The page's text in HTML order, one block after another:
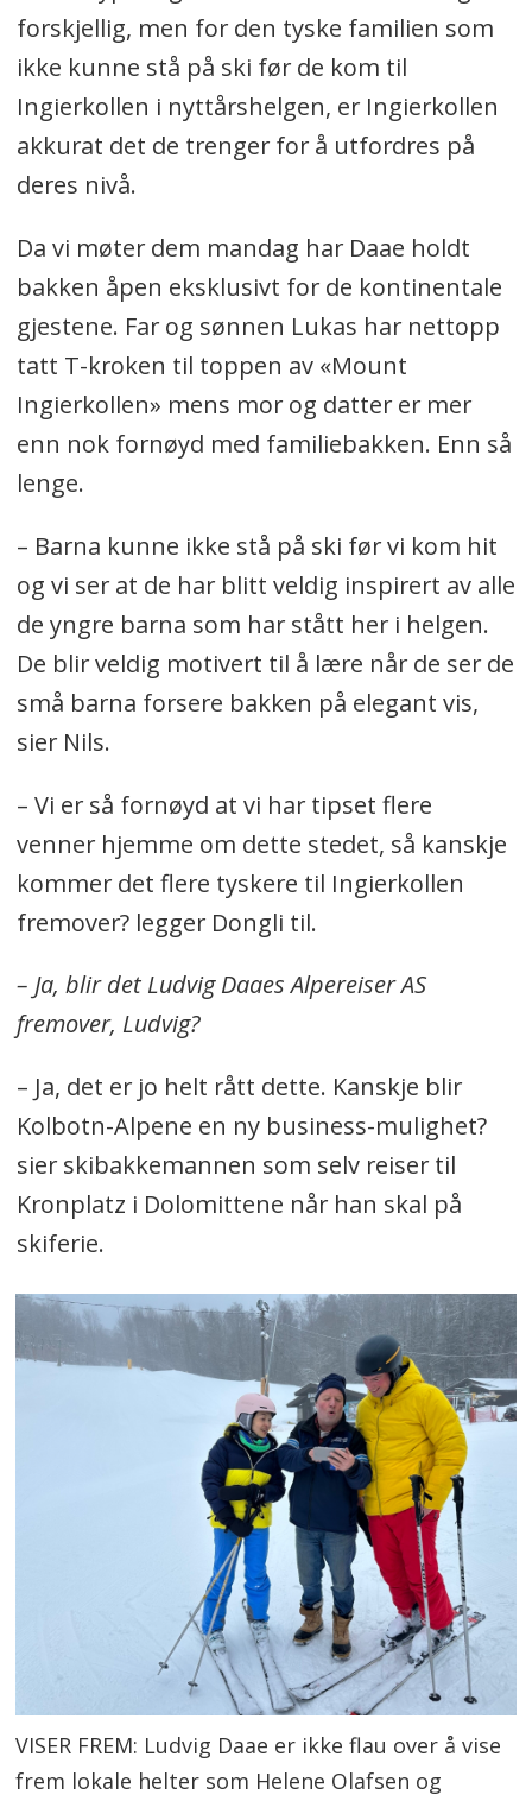
forskjellig, men for den tyske familien som
ikke kunne stå på ski før de kom til
Ingierkollen i nyttårshelgen, er Ingierkollen
akkurat det de trenger for å utfordres på
deres nivå.
Da vi møter dem mandag har Daae holdt
bakken åpen eksklusivt for de kontinentale
gjestene. Far og sønnen Lukas har nettopp
tatt T-kroken til toppen av «Mount
Ingierkollen» mens mor og datter er mer
enn nok fornøyd med familiebakken. Enn så
lenge.
– Barna kunne ikke stå på ski før vi kom hit
og vi ser at de har blitt veldig inspirert av alle
de yngre barna som har stått her i helgen.
De blir veldig motivert til å lære når de ser de
små barna forsere bakken på elegant vis,
sier Nils.
– Vi er så fornøyd at vi har tipset flere
venner hjemme om dette stedet, så kanskje
kommer det flere tyskere til Ingierkollen
fremover? legger Dongli til.
– Ja, blir det Ludvig Daaes Alpereiser AS
fremover, Ludvig?
– Ja, det er jo helt rått dette. Kanskje blir
Kolbotn-Alpene en ny business-mulighet?
sier skibakkemannen som selv reiser til
Kronplatz i Dolomittene når han skal på
skiferie.
VISER FREM: Ludvig Daae er ikke flau over å vise
frem lokale helter som Helene Olafsen og